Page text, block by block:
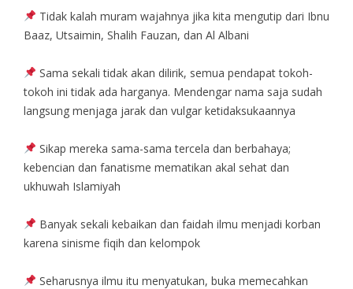
Tidak kalah muram wajahnya jika kita mengutip dari Ibnu
Baaz, Utsaimin, Shalih Fauzan, dan Al Albani
Sama sekali tidak akan dilirik, semua pendapat tokoh-
tokoh ini tidak ada harganya. Mendengar nama saja sudah
langsung menjaga jarak dan vulgar ketidaksukaannya
Sikap mereka sama-sama tercela dan berbahaya;
kebencian dan fanatisme mematikan akal sehat dan
ukhuwah Islamiyah
Banyak sekali kebaikan dan faidah ilmu menjadi korban
karena sinisme fiqih dan kelompok
Seharusnya ilmu itu menyatukan, buka memecahkan